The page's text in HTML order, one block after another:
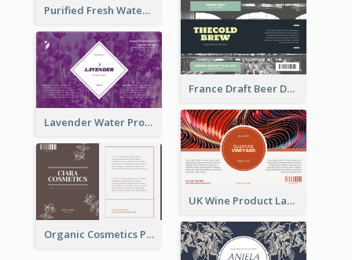
Purified Fresh Water Drink Label
France Draft Beer Drink Label
Lavender Water Product Label
UK Wine Product Label
Organic Cosmetics Product Label